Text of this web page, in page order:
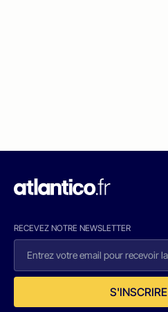
RECEVEZ NOTRE NEWSLETTER
S'INSCRIRE